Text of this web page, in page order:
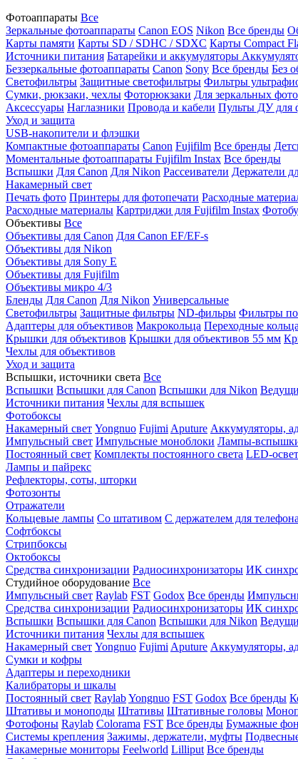
Фотоаппараты Все
Зеркальные фотоаппараты Canon EOS Nikon Все бренды
Карты памяти Карты SD / SDHC / SDXC Карты Compact
Источники питания Батарейки и аккумуляторы
Беззеркальные фотоаппараты Canon Sony Все бренды Без
Светофильтры Защитные светофильтры Фильтры
Сумки, рюкзаки, чехлы Фоторюкзаки Для зеркальных
Аксессуары Наглазники Провода и кабели Пульты ДУ для
Уход и защита
USB-накопители и флэшки
Компактные фотоаппараты Canon Fujifilm Все бренды
Моментальные фотоаппараты Fujifilm Instax Все бренды
Вспышки Для Canon Для Nikon Рассеиватели Держатели
Накамерный свет
Печать фото Принтеры для фотопечати Расходные
Расходные материалы Картриджи для Fujifilm Instax
Объективы Все
Объективы для Canon Для Canon EF/EF-s
Объективы для Nikon
Объективы для Sony E
Объективы для Fujifilm
Объективы микро 4/3
Бленды Для Canon Для Nikon Универсальные
Светофильтры Защитные фильтры ND-фильры Фильтры
Адаптеры для объективов Макрокольца Переходные кольца
Крышки для объективов Крышки для объективов 55 мм
Чехлы для объективов
Уход и защита
Вспышки, источники света Все
Вспышки Вспышки для Canon Вспышки для Nikon
Источники питания Чехлы для вспышек
Фотобоксы
Накамерный свет Yongnuo Fujimi Aputure Аккумуляторы,
Импульсный свет Импульсные моноблоки Лампы-
Постоянный свет Комплекты постоянного света LED-
Лампы и пайрекс
Рефлекторы, соты, шторки
Фотозонты
Отражатели
Кольцевые лампы Со штативом С держателем для телефона
Софтбоксы
Стрипбоксы
Октобоксы
Средства синхронизации Радиосинхронизаторы ИК
Студийное оборудование Все
Импульсный свет Raylab FST Godox Все бренды
Средства синхронизации Радиосинхронизаторы ИК
Вспышки Вспышки для Canon Вспышки для Nikon
Источники питания Чехлы для вспышек
Накамерный свет Yongnuo Fujimi Aputure Аккумуляторы,
Сумки и кофры
Адаптеры и переходники
Калибраторы и шкалы
Постоянный свет RaylabYongnuo FST Godox Все бренды
Штативы и моноподы Штативы Штативные головы
Фотофоны Raylab Colorama FST Все бренды Бумажные
Системы крепления Зажимы, держатели, муфты
Накамерные мониторы Feelworld Lilliput Все бренды